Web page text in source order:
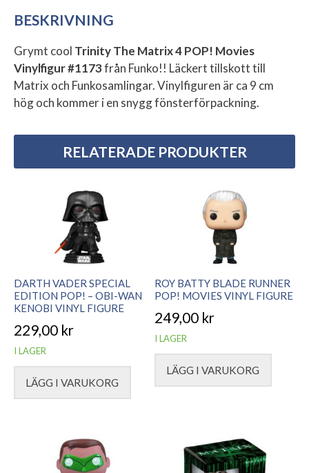
BESKRIVNING
Grymt cool Trinity The Matrix 4 POP! Movies
Vinylfigur #1173från Funko!! Läckert tillskott till
Matrix och Funkosamlingar. Vinylfiguren är ca 9 cm
hög och kommer i en snygg fönsterförpackning.
RELATERADE PRODUKTER
DARTH VADER SPECIAL
EDITION POP! – OBI-WAN
KENOBI VINYL FIGURE
229,00 kr
I LAGER
LÄGG I VARUKORG
ROY BATTY BLADE RUNNER
POP! MOVIES VINYL FIGURE
249,00 kr
I LAGER
LÄGG I VARUKORG